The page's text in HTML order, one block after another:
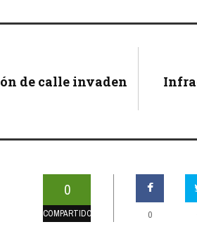
de calle invaden
0
COMPARTIDOS 0